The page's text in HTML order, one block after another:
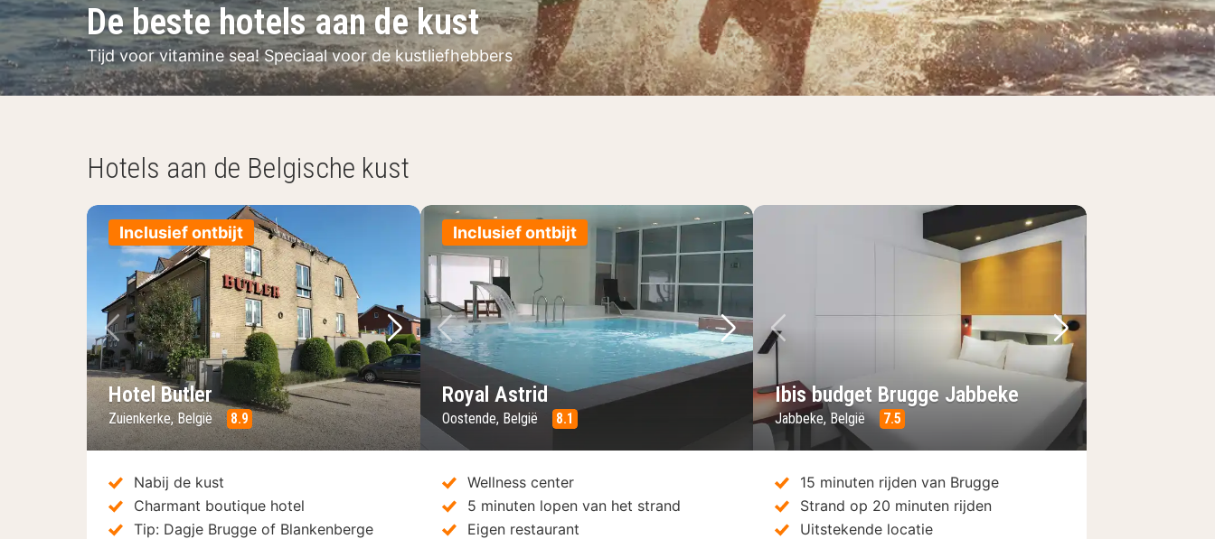
De beste hotels aan de kust
Tijd voor vitamine sea! Speciaal voor de kustliefhebbers
Hotels aan de Belgische kust
Inclusief ontbijt
Vorige foto
Volgende foto
Hotel Butler
Zuienkerke, België 8.9
Nabij de kust
Charmant boutique hotel
Tip: Dagje Brugge of Blankenberge
Inclusief ontbijt
Vorige foto
Volgende foto
Royal Astrid
Oostende, België 8.1
Wellness center
5 minuten lopen van het strand
Eigen restaurant
Volgende foto
Ibis budget Brugge Jabbeke
Jabbeke, België 7.5
15 minuten rijden van Brugge
Strand op 20 minuten rijden
Uitstekende locatie